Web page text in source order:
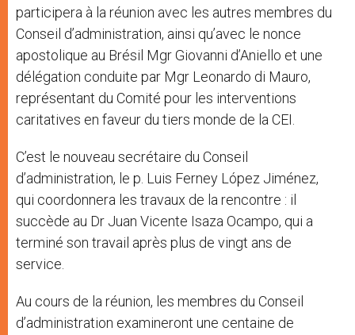
participera à la réunion avec les autres membres du
Conseil d’administration, ainsi qu’avec le nonce
apostolique au Brésil Mgr Giovanni d’Aniello et une
délégation conduite par Mgr Leonardo di Mauro,
représentant du Comité pour les interventions
caritatives en faveur du tiers monde de la CEI.
C’est le nouveau secrétaire du Conseil
d’administration, le p. Luis Ferney López Jiménez,
qui coordonnera les travaux de la rencontre : il
succède au Dr Juan Vicente Isaza Ocampo, qui a
terminé son travail après plus de vingt ans de
service.
Au cours de la réunion, les membres du Conseil
d’administration examineront une centaine de